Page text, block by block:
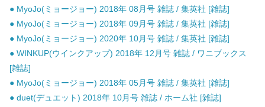
● MyoJo(ミョージョー) 2018年 08月号 雑誌 / 集英社 [雑誌]
● MyoJo(ミョージョー) 2018年 09月号 雑誌 / 集英社 [雑誌]
● MyoJo(ミョージョー) 2020年 10月号 雑誌 / 集英社 [雑誌]
● WINKUP(ウインクアップ) 2018年 12月号 雑誌 / ワニブックス
[雑誌]
● MyoJo(ミョージョー) 2018年 05月号 雑誌 / 集英社 [雑誌]
● duet(デュエット) 2018年 10月号 雑誌 / ホーム社 [雑誌]